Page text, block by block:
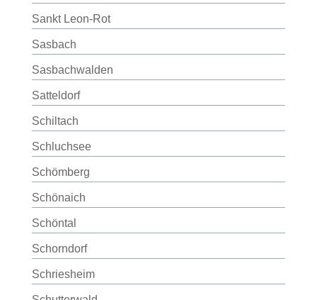
Sankt Leon-Rot
Sasbach
Sasbachwalden
Satteldorf
Schiltach
Schluchsee
Schömberg
Schönaich
Schöntal
Schorndorf
Schriesheim